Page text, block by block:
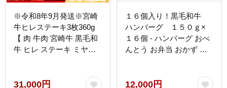
※令和8年9月発送※宮崎
牛ヒレステーキ3枚360g
【 肉 牛肉 宮崎牛 黒毛和
牛 ヒレ ステーキ ミヤチ
31,000円
１６個入り！黒毛和牛
ハンバーグ １５０ｇ×
１６個 - ハンバーグ おべ
んとう お弁当 おかず 個
おすすめ ランキング 和牛
12,000円